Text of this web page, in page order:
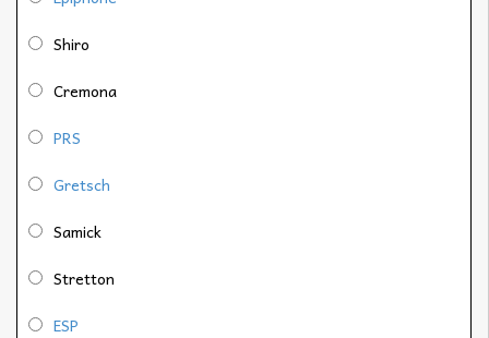
Shiro
Cremona
PRS
Gretsch
Samick
Stretton
ESP